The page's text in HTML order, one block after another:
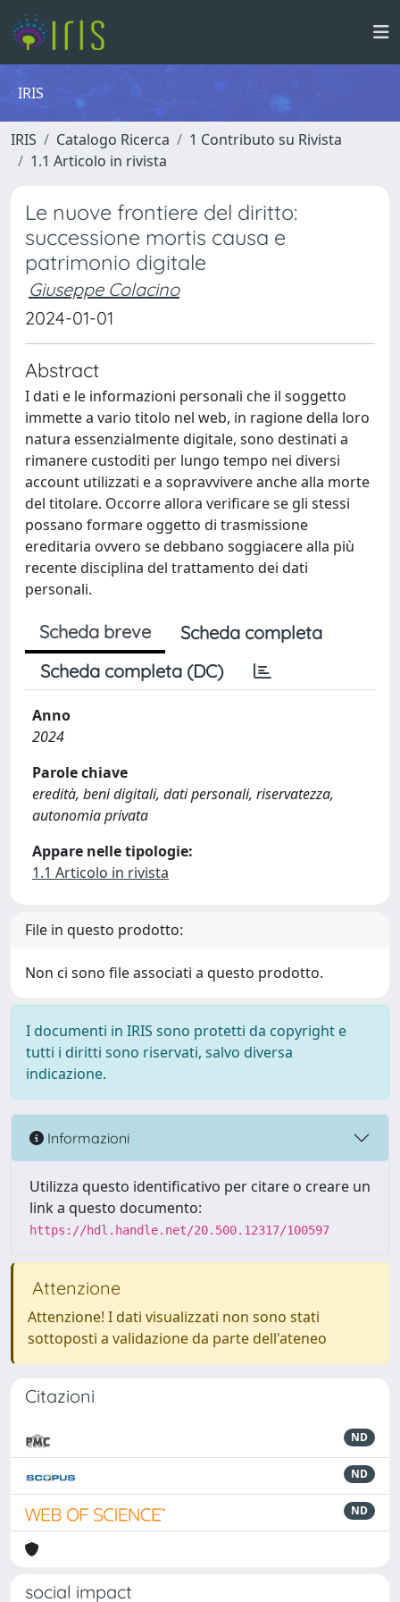
IRIS
IRIS Catalogo Ricerca
1 Contributo su Rivista
1.1 Articolo in rivista
Le nuove frontiere del diritto:
successione mortis causa e
patrimonio digitale
Giuseppe Colacino
2024-01-01
Abstract
I dati e le informazioni personali che il soggetto
immette a vario titolo nel web, in ragione della loro
natura essenzialmente digitale, sono destinati a
rimanere custoditi per lungo tempo nei diversi
account utilizzati e a sopravvivere anche alla morte
del titolare. Occorre allora verificare se gli stessi
possano formare oggetto di trasmissione
ereditaria ovvero se debbano soggiacere alla più
recente disciplina del trattamento dei dati
personali.
Scheda breve
Scheda completa
Scheda completa (DC)
Anno
2024
Parole chiave
eredità, beni digitali, dati personali, riservatezza,
autonomia privata
Appare nelle tipologie:
1.1 Articolo in rivista
File in questo prodotto:
Non ci sono file associati a questo prodotto.
I documenti in IRIS sono protetti da copyright e
tutti i diritti sono riservati, salvo diversa
indicazione.
Informazioni
Utilizza questo identificativo per citare o creare un
link a questo documento:
https://hdl.handle.net/20.500.12317/100597
Attenzione
Attenzione! I dati visualizzati non sono stati
sottoposti a validazione da parte dell'ateneo
Citazioni
ND
ND
ND
social impact